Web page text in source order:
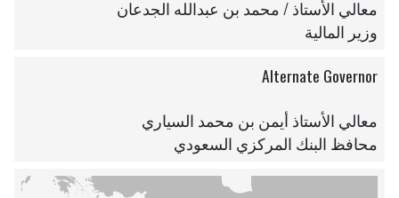
معالي الأستاذ / محمد بن عبدالله الجدعان
وزير المالية
Alternate Governor
معالي الأستاذ أيمن بن محمد السياري
محافظ البنك المركزي السعودي